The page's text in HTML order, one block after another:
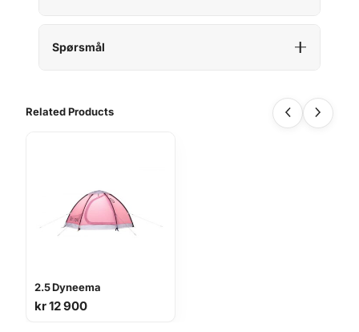
Spørsmål
Related Products
2.5 Dyneema
kr12 900